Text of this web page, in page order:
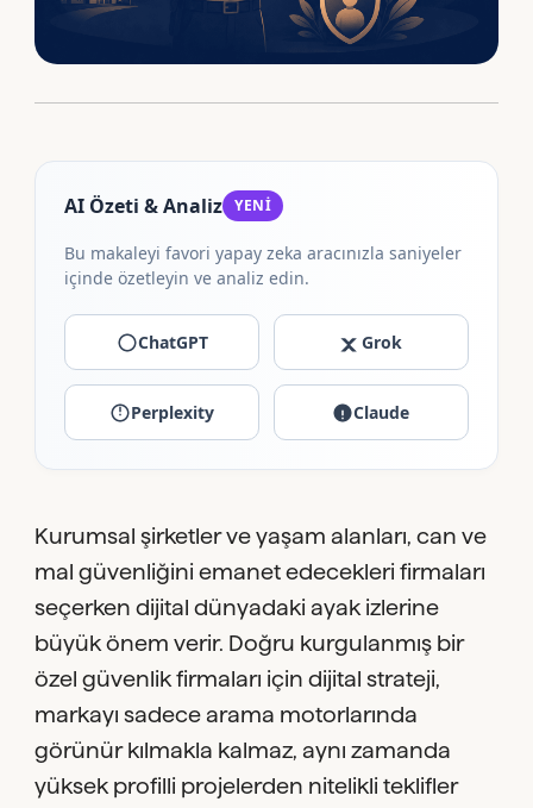
AI Özeti & Analiz YENİ
Bu makaleyi favori yapay zeka aracınızla saniyeler
içinde özetleyin ve analiz edin.
ChatGPT Grok
Perplexity Claude
Kurumsal şirketler ve yaşam alanları, can ve
mal güvenliğini emanet edecekleri firmaları
seçerken dijital dünyadaki ayak izlerine
büyük önem verir. Doğru kurgulanmış bir
özel güvenlik firmaları için dijital strateji,
markayı sadece arama motorlarında
görünür kılmakla kalmaz, aynı zamanda
yüksek profilli projelerden nitelikli teklifler